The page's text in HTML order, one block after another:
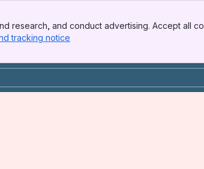
research, and conduct advertising. Accept all
tracking notice
småhusbebyggelse
vedtak og sammenheng med 3-ukers krav i
med høyde over 5m